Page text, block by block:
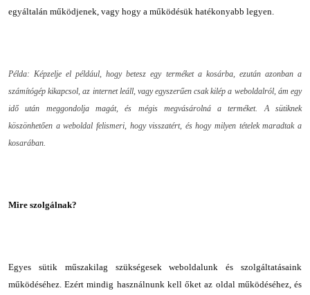
egyáltalán működjenek, vagy hogy a működésük hatékonyabb legyen.
Példa: Képzelje el például, hogy betesz egy terméket a kosárba, ezután azonban a
számítógép kikapcsol, az internet leáll, vagy egyszerűen csak kilép a weboldalról, ám egy
idő után meggondolja magát, és mégis megvásárolná a terméket. A sütiknek
köszönhetően a weboldal felismeri, hogy visszatért, és hogy milyen tételek maradtak a
kosarában.
Mire szolgálnak?
Egyes sütik műszakilag szükségesek weboldalunk és szolgáltatásaink
működéséhez. Ezért mindig használnunk kell őket az oldal működéséhez, és